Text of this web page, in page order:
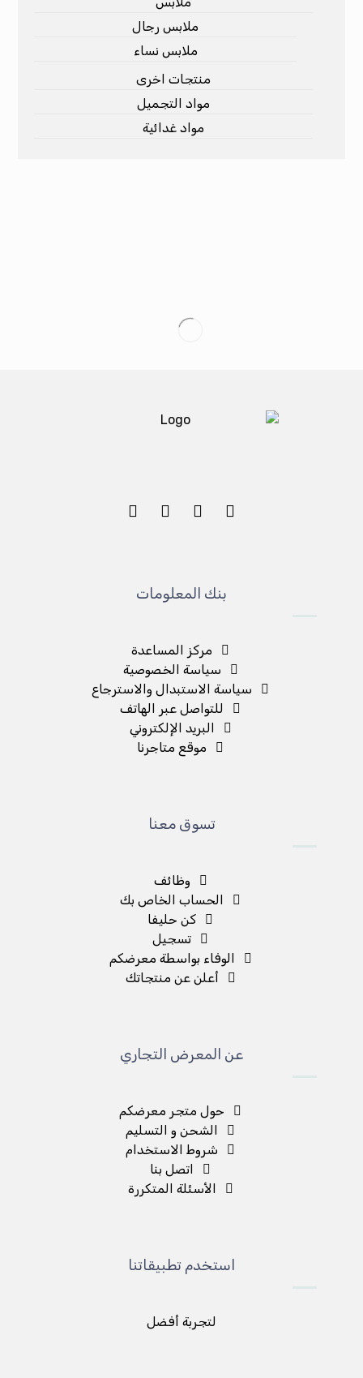
ملابس رجال
ملابس نساء
منتجات اخرى
مواد التجميل
مواد غدائية
بنك المعلومات
مركز المساعدة
سياسة الخصوصية
سياسة الاستبدال والاسترجاع
للتواصل عبر الهاتف
البريد الإلكتروني
موقع متاجرنا
تسوق معنا
وظائف
الحساب الخاص بك
كن حليفا
تسجيل
الوفاء بواسطة معرضكم
أعلن عن منتجاتك
عن المعرض التجاري
حول متجر معرضكم
الشحن و التسليم
شروط الاستخدام
اتصل بنا
الأسئلة المتكررة
استخدم تطبيقاتنا
لتجربة أفضل